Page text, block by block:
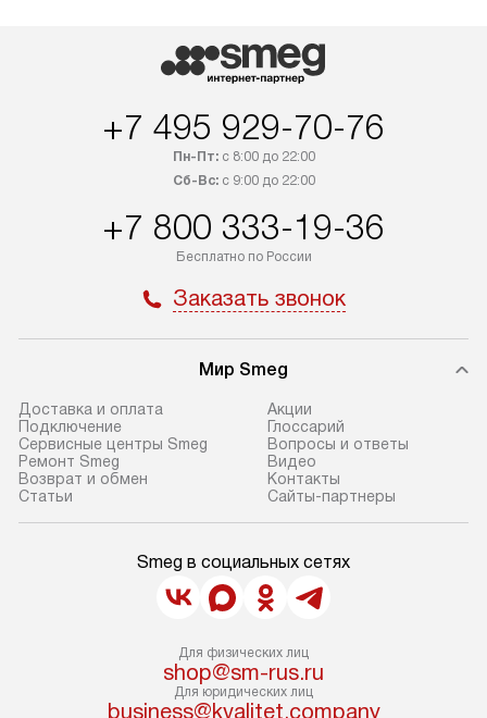
+7 495 929-70-76
Пн-Пт:с 8:00 до 22:00
Сб-Вс:с 9:00 до 22:00
+7 800 333-19-36
Бесплатно по России
Заказать звонок
Мир Smeg
Доставка и оплата
Подключение
Сервисные центры Smeg
Ремонт Smeg
Возврат и обмен
Статьи
Акции
Глоссарий
Вопросы и ответы
Видео
Контакты
Сайты-партнеры
Smeg в социальных сетях
Для физических лиц
shop@sm-rus.ru
Для юридических лиц
business@kvalitet.company